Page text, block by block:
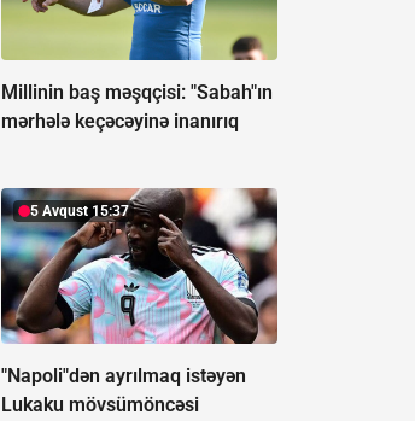
Millinin baş məşqçisi: "Sabah"ın
mərhələ keçəcəyinə inanırıq
5 Avqust 15:37
"Napoli"dən ayrılmaq istəyən
Lukaku mövsümöncəsi